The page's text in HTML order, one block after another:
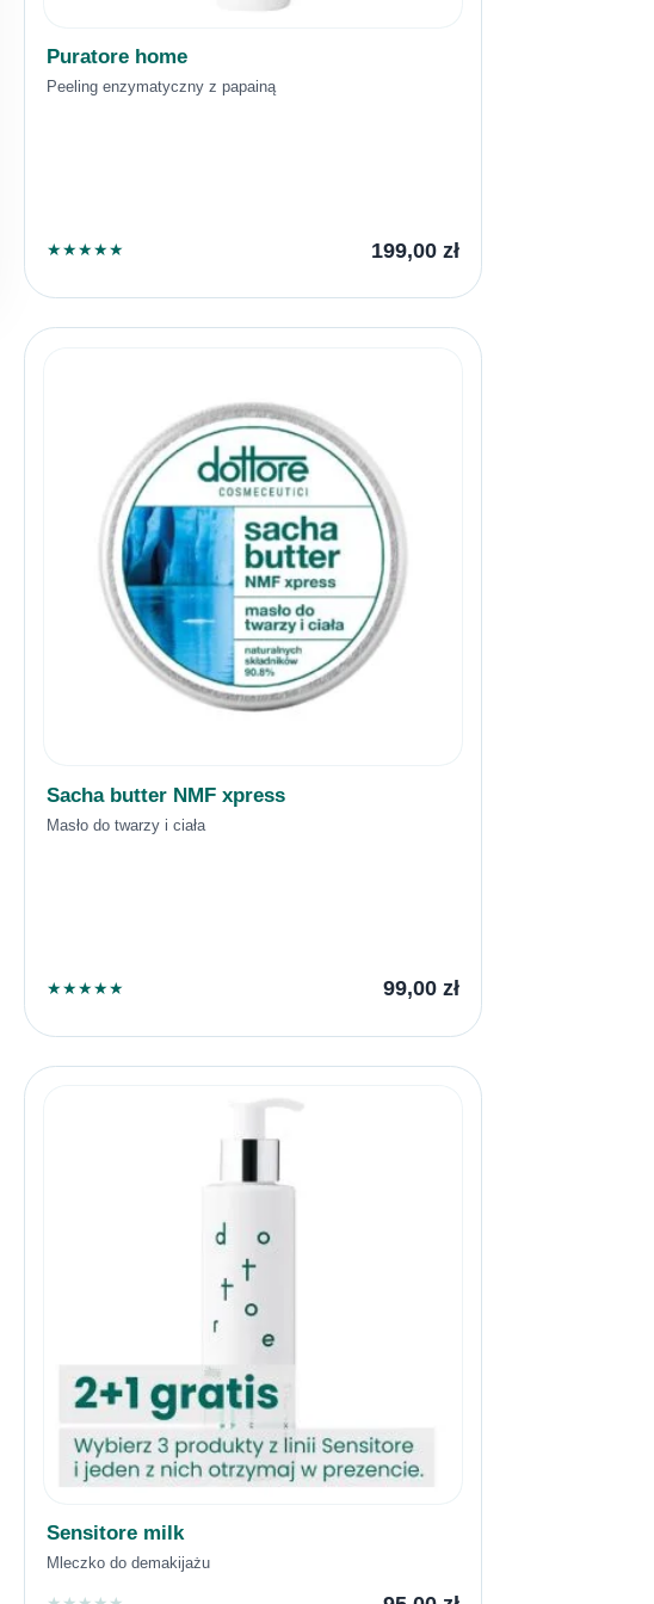
Puratore home
Peeling enzymatyczny z papainą
★★★★★ 199,00zł
Sacha butter NMF xpress
Masło do twarzy i ciała
★★★★★ 99,00zł
Sensitore milk
Mleczko do demakijażu